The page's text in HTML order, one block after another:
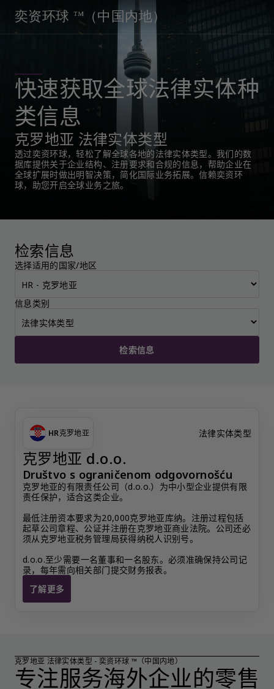
奕资环球 ™（中国内地）
快速获取全球法律实体种
类信息
克罗地亚 法律实体类型
透过奕资环球，轻松了解全球各地的法律实体类型。我们的数
据库提供关于企业结构、注册要求和合规的信息，帮助企业在
全球扩展时做出明智决策，简化国际业务拓展。信赖奕资环
球，助您开启全球业务之旅。
检索信息
选择适用的国家/地区
信息类别
检索信息
HR克罗地亚 法律实体类型
克罗地亚 d.o.o.
Društvo s ograničenom odgovornošću
克罗地亚的有限责任公司（d.o.o.）为中小型企业提供有限
责任保护，适合这类企业。
最低注册资本要求为20,000克罗地亚库纳。注册过程包括
起草公司章程、公证并注册在克罗地亚商业法院。公司还必
须从克罗地亚税务管理局获得纳税人识别号。
d.o.o.至少需要一名董事和一名股东。必须准确保持公司记
录，每年需向相关部门提交财务报表。
了解更多
克罗地亚 d.o.o.
克罗地亚 法律实体类型 - 奕资环球 ™（中国内地）
专注服务海外企业的零售